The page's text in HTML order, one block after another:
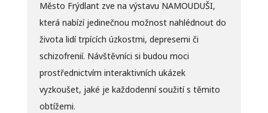
Město Frýdlant zve na výstavu NAMOUDUŠI,
která nabízí jedinečnou možnost nahlédnout do
života lidí trpících úzkostmi, depresemi či
schizofrenií. Návštěvníci si budou moci
prostřednictvím interaktivních ukázek
vyzkoušet, jaké je každodenní soužití s těmito
obtížemi.